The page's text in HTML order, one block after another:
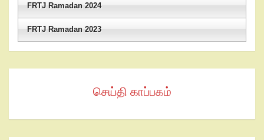
FRTJ Ramadan 2024
FRTJ Ramadan 2023
செய்தி காப்பகம்